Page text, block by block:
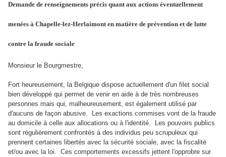
Demande de renseignements précis quant aux actions éventuellement
menées à Chapelle-lez-Herlaimont en matière de prévention et de lutte
contre la fraude sociale
Monsieur le Bourgmestre,
Fort heureusement, la Belgique dispose actuellement d'un filet social
bien développé qui permet de venir en aide à de très nombreuses
personnes mais qui, malheureusement, est également utilisé par
d'aucuns de façon abusive. Les exactions commises vont de la fraude
au domicile à celle aux allocations ou à l'identité. Les pouvoirs publics
sont régulièrement confrontés à des individus peu scrupuleux qui
prennent certaines libertés avec la sécurité sociale, avec la fiscalité
et/ou avec la loi. Ces comportements excessifs jettent l'opprobre sur